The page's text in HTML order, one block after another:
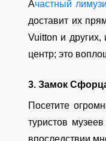
Ачастный
доставит их
Vuitton и
центр; это
3. Замок
Посетите
туристов
впоследствии